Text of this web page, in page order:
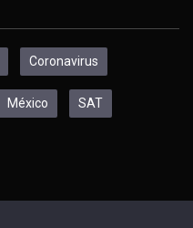
Coronavirus
México SAT